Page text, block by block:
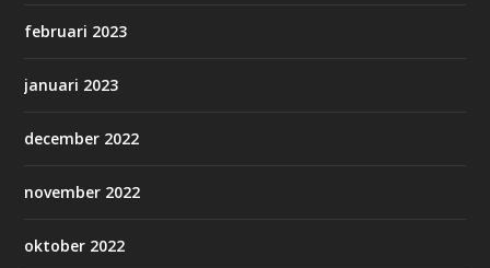
februari 2023
januari 2023
december 2022
november 2022
oktober 2022